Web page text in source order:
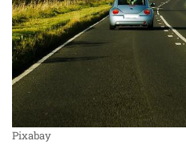
Pixabay